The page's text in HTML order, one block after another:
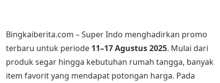
Bingkaiberita.com – Super Indo menghadirkan promo
terbaru untuk periode 11–17 Agustus 2025. Mulai dari
produk segar hingga kebutuhan rumah tangga, banyak
item favorit yang mendapat potongan harga. Pada